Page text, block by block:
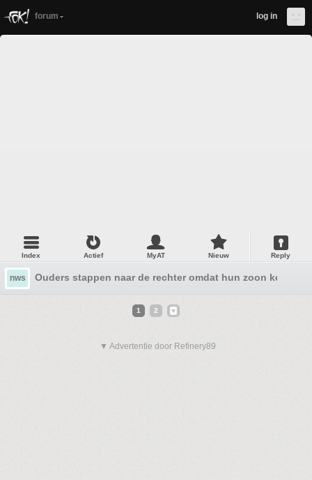
forum log in
Index Actief MyAT Nieuw Reply
nws Ouders stappen naar de rechter omdat hun zoon keeper is
1 2
▼ Advertentie door Refinery89